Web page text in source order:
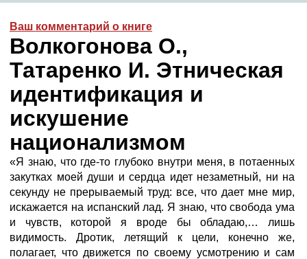
Ваш комментарий о книге
Волкогонова О.,
Татаренко И. Этническая
идентификация и
искушение
национализмом
«Я знаю, что где-то глубоко внутри меня, в потаенных
закутках моей души и сердца идет незаметный, ни на
секунду не прерываемый труд: все, что дает мне мир,
искажается на испанский лад. Я знаю, что свобода ума
и чувств, которой я вроде бы обладаю,… лишь
видимость. Дротик, летящий к цели, конечно же,
полагает, что движется по своему усмотрению и сам